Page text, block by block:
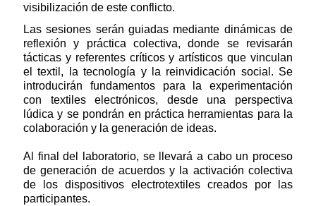
visibilización de este conflicto.
Las sesiones serán guiadas mediante dinámicas de
reflexión y práctica colectiva, donde se revisarán
tácticas y referentes críticos y artísticos que vinculan
el textil, la tecnología y la reinvidicación social. Se
introducirán fundamentos para la experimentación
con textiles electrónicos, desde una perspectiva
lúdica y se pondrán en práctica herramientas para la
colaboración y la generación de ideas.
Al final del laboratorio, se llevará a cabo un proceso
de generación de acuerdos y la activación colectiva
de los dispositivos electrotextiles creados por las
participantes.